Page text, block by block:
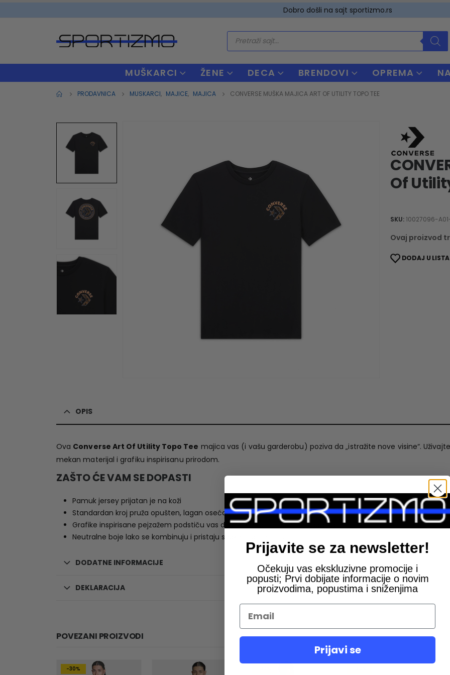
Dobro došli na sajt sportizmo.rs
Products
search
MUŠKARCI ŽENE DECA BRENDOVI OPREMA
PRODAVNICA MUSKARCI, MAJICE, MAJICA CONVERSE MUŠKA MAJICA ART OF UTILITY TOPO TEE
Of
SKU: 10027096-
Ovaj proizvod
DODAJ U
OPIS
Ova Converse Art Of Utility Topo Tee majica vas (i vašu garderobu) poziva da „istražite nove visine“.
mekan materijal i grafiku inspirisanu prirodom.
ZAŠTO ĆE VAM SE DOPASTI
Pamuk jersey prijatan je na koži
Standardan kroj pruža opušten, lagan osećaj
Grafike inspirisane pejzažem podstiču vas da uvek budete na visini zadatka
Neutralne boje lako se kombinuju i pristaju svakom ambijentu
DODATNE INFORMACIJE
DEKLARACIJA
POVEZANI PROIZVODI
-30%
Prijavite se za newsletter!
Očekuju vas ekskluzivne promocije i
popusti; Prvi dobijate informacije o novim
proizvodima, popustima i sniženjima
Prijavi se